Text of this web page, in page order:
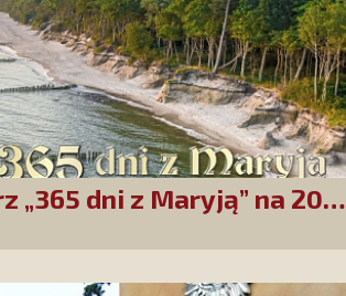
„365 dni z Maryją” na 2022